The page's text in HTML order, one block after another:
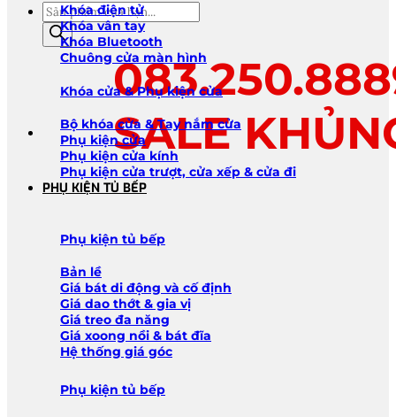
Tìm
kiếm
sản
phẩm
SALE
Khóa điện tử
Khóa vân tay
Khóa Bluetooth
Chuông cửa màn hình
Khóa cửa & Phụ kiện cửa
Bộ khóa cửa & Tay nắm cửa
Phụ kiện cửa
Phụ kiện cửa kính
Phụ kiện cửa trượt, cửa xếp & cửa đi
PHỤ KIỆN TỦ BẾP
Phụ kiện tủ bếp
Bản lề
Giá bát di động và cố định
Giá dao thớt & gia vị
Giá treo đa năng
Giá xoong nồi & bát đĩa
Hệ thống giá góc
Phụ kiện tủ bếp